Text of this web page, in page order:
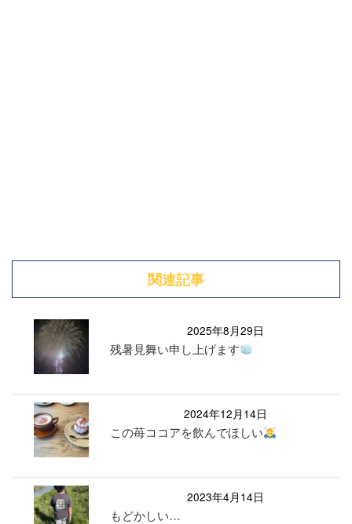
関連記事
2025年8月29日
残暑見舞い申し上げます
2024年12月14日
この苺ココアを飲んでほしい
2023年4月14日
もどかしい…